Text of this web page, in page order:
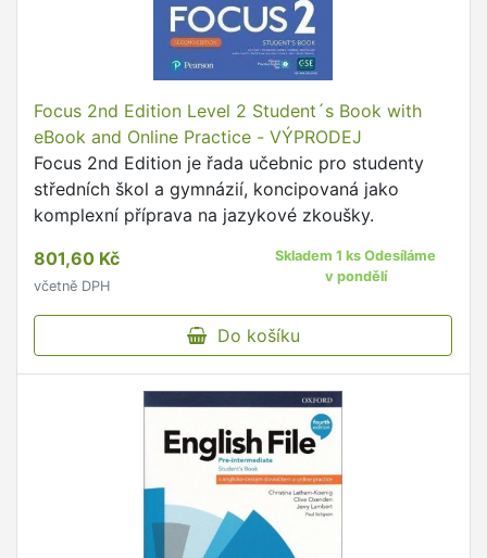
Focus 2nd Edition Level 2 Student´s Book with
eBook and Online Practice - VÝPRODEJ
Focus 2nd Edition je řada učebnic pro studenty
středních škol a gymnázií, koncipovaná jako
komplexní příprava na jazykové zkoušky.
801,60 Kč
včetně DPH
Skladem 1 ks Odesíláme
v pondělí
Do košíku